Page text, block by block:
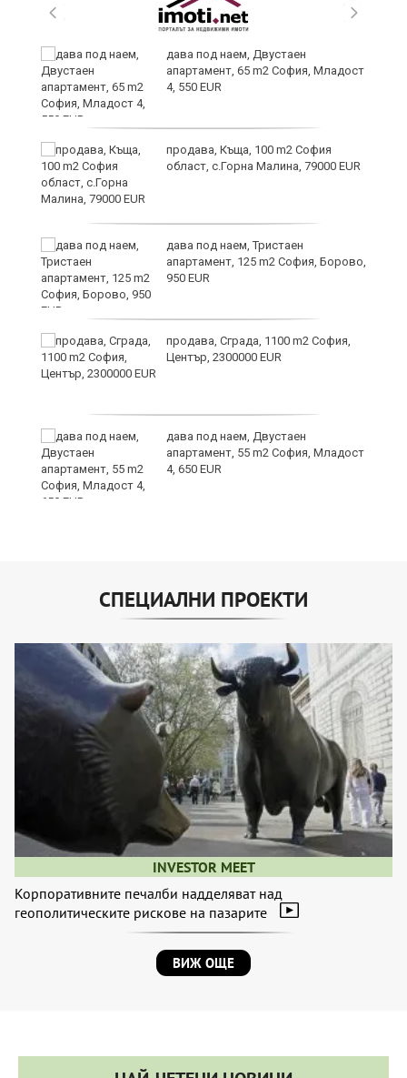
дава под наем, Двустаен
апартамент, 65 m2 София, Младост
4, 550 EUR
продава, Къща, 100 m2 София
област, с.Горна Малина, 79000 EUR
дава под наем, Тристаен
апартамент, 125 m2 София, Борово,
950 EUR
продава, Сграда, 1100 m2 София,
Център, 2300000 EUR
дава под наем, Двустаен
апартамент, 55 m2 София, Младост
4, 650 EUR
СПЕЦИАЛНИ ПРОЕКТИ
INVESTOR MEET
Корпоративните печалби надделяват над
геополитическите рискове на пазарите
ВИЖ ОЩЕ